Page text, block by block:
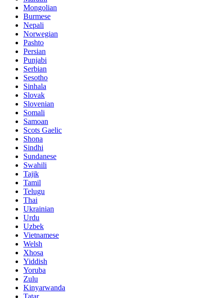
Mongolian
Burmese
Nepali
Norwegian
Pashto
Persian
Punjabi
Serbian
Sesotho
Sinhala
Slovak
Slovenian
Somali
Samoan
Scots Gaelic
Shona
Sindhi
Sundanese
Swahili
Tajik
Tamil
Telugu
Thai
Ukrainian
Urdu
Uzbek
Vietnamese
Welsh
Xhosa
Yiddish
Yoruba
Zulu
Kinyarwanda